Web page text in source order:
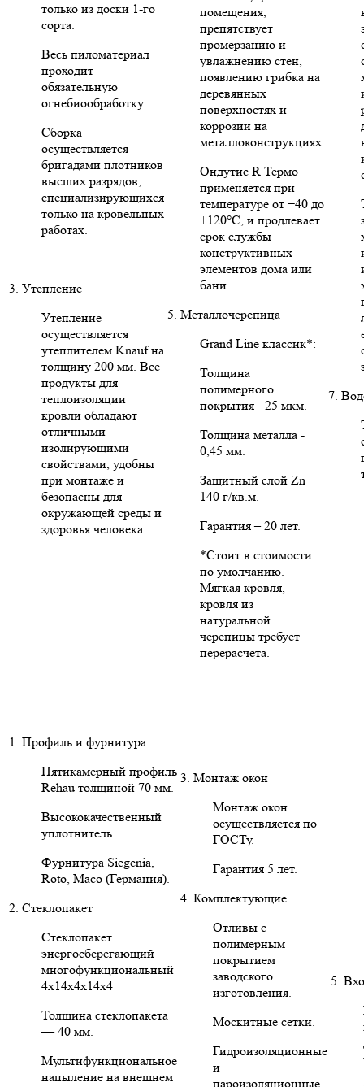
только из доски 1-го
сорта.
Весь пиломатериал
проходит
обязательную
огнебиообработку.
Сборка
осуществляется
бригадами плотников
высших разрядов,
специализирующихся
только на кровельных
работах.
3. Утепление
Утепление
осуществляется
утеплителем Knauf на
толщину 200 мм. Все
продукты для
теплоизоляции
кровли обладают
отличными
изолирующими
свойствами, удобны
при монтаже и
безопасны для
окружающей среды и
здоровья человека.
помещения,
препятствует
промерзанию и
увлажнению стен,
появлению грибка на
деревянных
поверхностях и
коррозии на
металлоконструкциях.
Ондутис R Термо
применяется при
температуре от −40 до
+120°C, и продлевает
срок службы
конструктивных
элементов дома или
бани.
5. Металлочерепица
Grand Line классик*:
Толщина
полимерного
покрытия - 25 мкм.
Толщина металла -
0,45 мм.
Защитный слой Zn
140 г/кв.м.
Гарантия – 20 лет.
*Стоит в стоимости
по умолчанию.
Мягкая кровля,
кровля из
натуральной
черепицы требует
перерасчета.
7.
1. Профиль и фурнитура
Пятикамерный профиль
Rehau толщиной 70 мм.
Высококачественный
уплотнитель.
Фурнитура Siegenia,
Roto, Maco (Германия).
2. Стеклопакет
Стеклопакет
энергосберегающий
многофункциональный
4х14х4х14х4
Толщина стеклопакета
— 40 мм.
Мультифункциональное
напыление на внешнем
3. Монтаж окон
Монтаж окон
осуществляется по
ГОСТу.
Гарантия 5 лет.
4. Комплектующие
Отливы с
полимерным
покрытием
заводского
изготовления.
Москитные сетки.
Гидроизоляционные
и
пароизоляционные
5.